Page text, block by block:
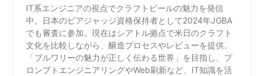
IT系エンジニアの視点でクラフトビールの魅力を発信
中。日本のビアジャッジ資格保持者として2024年JGBA
でも審査に参加。現在はシアトル拠点で米日のクラフト
文化を比較しながら、醸造プロセスやレビューを提供。
「ブルワリーの魅力が正しく伝わる世界」を目指し、プ
ロンプトエンジニアリングやWeb刷新など、IT知識を活